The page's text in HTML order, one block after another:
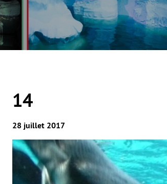
14
28 juillet 2017